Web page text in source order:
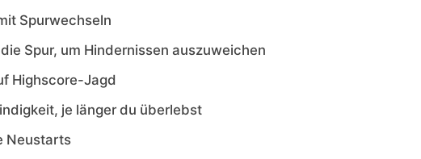
Spurwechseln
Spur, um Hindernissen auszuweichen
Highscore-Jagd
je länger du überlebst
Neustarts